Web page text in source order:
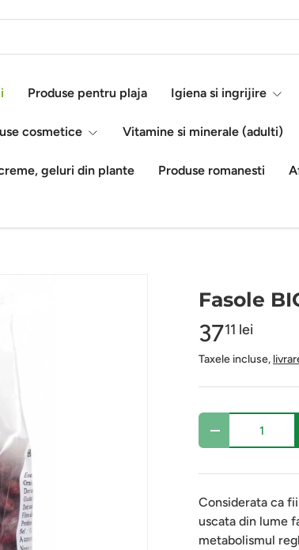
Produse pentru plaja Igiena si ingrijire
cosmetice Vitamine si minerale (adulti)
geluri din plante Produse romanesti
Fasole
3711 lei
Taxele incluse,
Cantitate
-
Considerata ca
uscata din lume
metabolismul